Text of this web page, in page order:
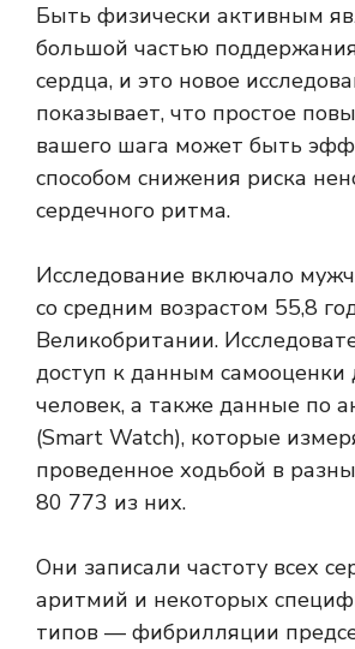
Быть физически активным
большой частью
сердца, и это новое
показывает, что простое
вашего шага может быть
способом снижения риска
сердечного ритма.
Исследование включало
со средним возрастом 55,8
Великобритании.
доступ к данным самооценки
человек, а также данные по
(Smart Watch), которые
проведенное ходьбой в
80 773 из них.
Они записали частоту всех
аритмий и некоторых
типов — фибрилляции